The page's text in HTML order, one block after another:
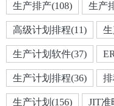
生产排产(108) 生产
高级计划排程(11)
生产计划软件(37)
生产计划排程(36)
生产计划(156) JIT准